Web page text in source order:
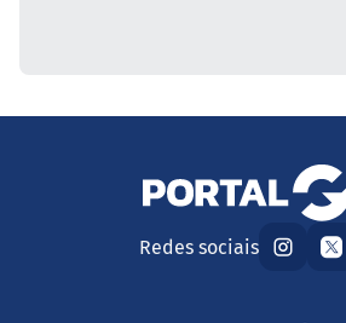
Redes sociais